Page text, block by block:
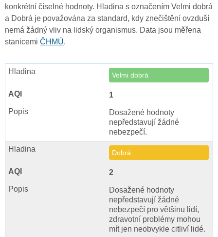
konkrétní číselné hodnoty. Hladina s označením Velmi dobrá
a Dobrá je považována za standard, kdy znečištění ovzduší
nemá žádný vliv na lidský organismus. Data jsou měřena
stanicemi ČHMÚ.
Velmi dobrá
1
Dosažené hodnoty
nepředstavují žádné
nebezpečí.
Dobrá
2
Dosažené hodnoty
nepředstavují žádné
nebezpečí pro většinu lidí,
zdravotní problémy mohou
mít jen neobvykle citliví lidé.